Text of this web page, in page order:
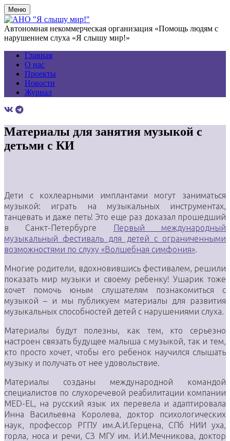
Меню
Автономная некоммерческая организация «Помощь людям с
нарушением слуха «Я слышу мир!»
Главная
О нас
Проекты
Новости
Журнал
Материалы для занятия музыкой с
детьми с КИ
Дети с кохлеарными имплантами могут заниматься
музыкой: играть на музыкальных инструментах,
танцевать и даже петь! Это еще раз доказал прошедший
в Санкт-Петербурге
Первый международный
музыкальный фестиваль для детей с ограниченными
возможностями по слуху «Волшебная симфония».
Многие родители, вдохновившись фестивалем, решили
показать мир музыки и своему ребенку! Ушарик тоже
хочет помочь юным слушателям познакомиться с
музыкой – и мы публикуем материалы для развития
музыкальных способностей детей с нарушениями слуха.
Материалы будут полезны, как тем, кто серьезно
настроен связать будущее малыша с музыкой, так и тем,
кто просто хочет, чтобы его ребенок научился слышать
музыку и получать от нее удовольствие.
Материалы созданы международной командой
специалистов по слухоречевой реабилитации компании
MED-EL, на русский язык их перевела и адаптировала
Инна Васильевна Королева, доктор психологических
наук, профессор РГПУ им.А.И.Герцена, СПб НИИ уха,
горла, носа и речи, СЗ МГУ им. И.И.Мечникова, доктор